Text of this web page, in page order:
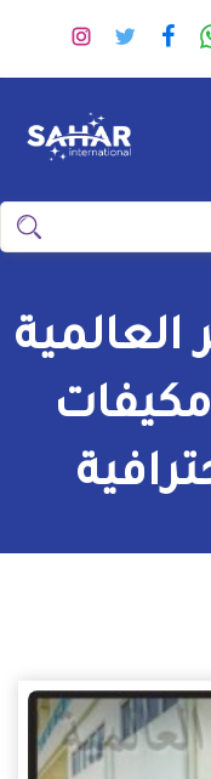
راسلنا تابعنا تابعنا